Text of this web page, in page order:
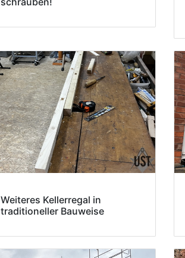
Weiteres Kellerregal in
traditioneller Bauweise